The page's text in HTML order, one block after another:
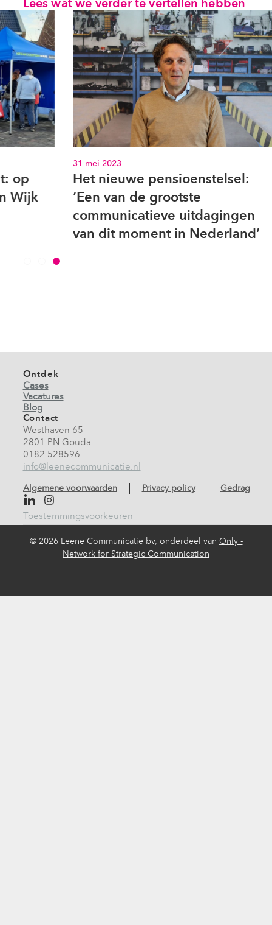
Lees wat we verder te vertellen hebben
Het nieuwe pensioenstelsel:
‘Een van de grootste
communicatieve uitdagingen
van dit moment in Nederland’
Ontdek
Cases
Vacatures
Blog
Contact
Westhaven 65
2801 PN Gouda
0182 528596
info@leenecommunicatie.nl
Algemene voorwaarden Privacy policy
Toestemmingsvoorkeuren
© 2026 Leene Communicatie bv, onderdeel van Only -
Network for Strategic Communication